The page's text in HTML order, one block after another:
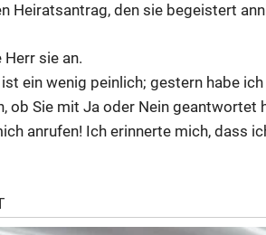
Heiratsantrag, den sie begeistert
sie an.
ein wenig peinlich; gestern habe
ob Sie mit Ja oder Nein geantwortet
anrufen! Ich erinnerte mich, dass